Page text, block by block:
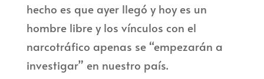
hecho es que ayer llegó y hoy es un
hombre libre y los vínculos con el
narcotráfico apenas se “empezarán a
investigar” en nuestro país.